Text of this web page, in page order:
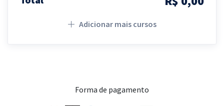
Adicionar mais cursos
Forma de pagamento